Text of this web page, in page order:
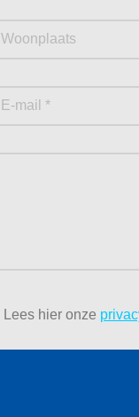
Lees hier onze